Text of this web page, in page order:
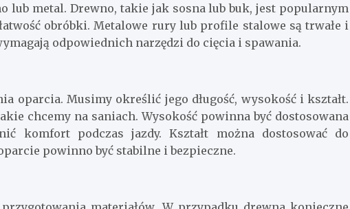
lub metal. Drewno, takie jak sosna lub buk, jest popularnym
obróbki. Metalowe rury lub profile stalowe są trwałe i
odpowiednich narzędzi do cięcia i spawania.
oparcia. Musimy określić jego długość, wysokość i kształt.
chcemy na saniach. Wysokość powinna być dostosowana
komfort podczas jazdy. Kształt można dostosować do
powinno być stabilne i bezpieczne.